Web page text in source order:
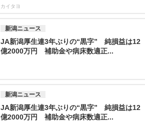
カイタヨ
新潟ニュース
JA新潟厚生連3年ぶりの“黒字” 純損益は12
億2000万円 補助金や病床数適正...
新潟ニュース
JA新潟厚生連3年ぶりの“黒字” 純損益は12
億2000万円 補助金や病床数適正...